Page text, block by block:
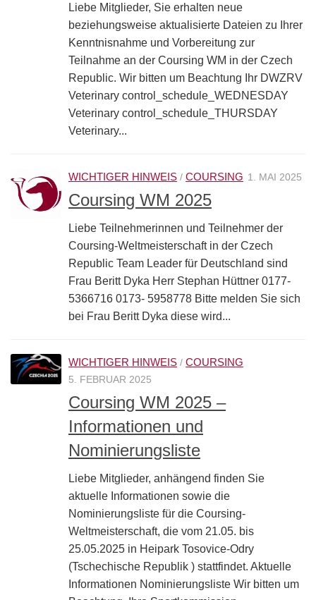
Liebe Mitglieder, Sie erhalten neue
beziehungsweise aktualisierte Dateien zu Ihrer
Kenntnisnahme und Vorbereitung zur
Teilnahme an der Coursing WM in der Czech
Republic. Wir bitten um Beachtung Ihr DWZRV
Veterinary control_schedule_WEDNESDAY
Veterinary control_schedule_THURSDAY
Veterinary...
WICHTIGER HINWEIS / COURSING 1. MAI 2025
Coursing WM 2025
Liebe Teilnehmerinnen und Teilnehmer der
Coursing-Weltmeisterschaft in der Czech
Republic Team Leader für Deutschland sind
Frau Beritt Dyka Herr Stephan Hüttner 0177-
5366716 0173- 5958778 Bitte melden Sie sich
bei Frau Beritt Dyka diese wird...
WICHTIGER HINWEIS / COURSING
5. FEBRUAR 2025
Coursing WM 2025 –
Informationen und
Nominierungsliste
Liebe Mitglieder, anhängend finden Sie
aktuelle Informationen sowie die
Nominierungsliste für die Coursing-
Weltmeisterschaft, die vom 21.05. bis
25.05.2025 in Heipark Tosovice-Odry
(Tschechische Republik ) stattfindet. Aktuelle
Informationen Nominierungsliste Wir bitten um